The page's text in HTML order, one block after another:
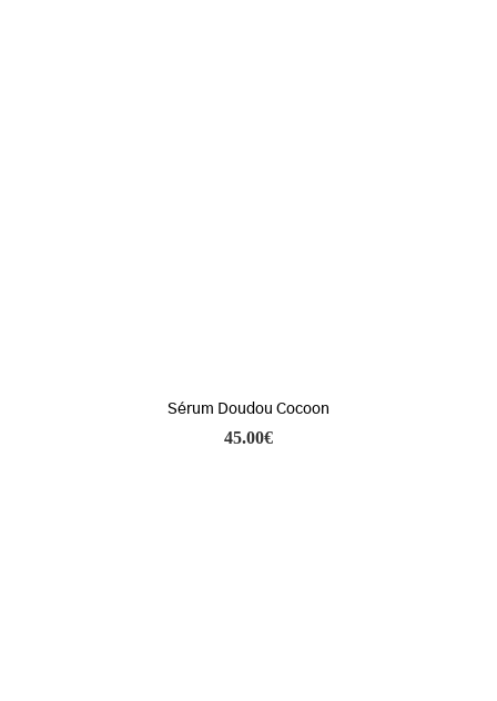
Sérum Doudou Cocoon
45.00€